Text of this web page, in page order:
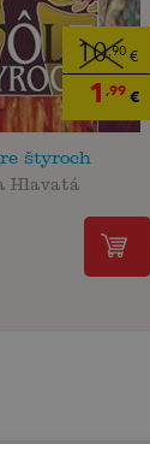
10,90 €
1 ,99 €
štyroch
Hlavatá